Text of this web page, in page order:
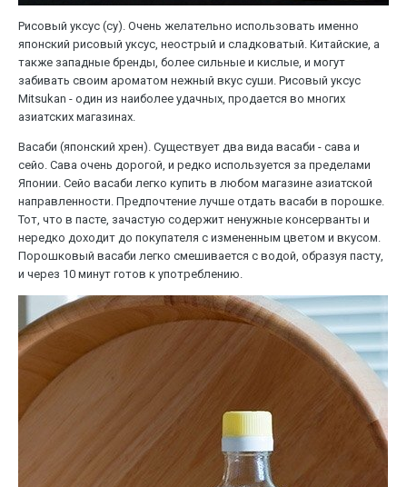
Рисовый уксус (су). Очень желательно использовать именно
японский рисовый уксус, неострый и сладковатый. Китайские, а
также западные бренды, более сильные и кислые, и могут
забивать своим ароматом нежный вкус суши. Рисовый уксус
Mitsukan - один из наиболее удачных, продается во многих
азиатских магазинах.
Васаби (японский хрен). Существует два вида васаби - сава и
сейо. Сава очень дорогой, и редко используется за пределами
Японии. Сейо васаби легко купить в любом магазине азиатской
направленности. Предпочтение лучше отдать васаби в порошке.
Тот, что в пасте, зачастую содержит ненужные консерванты и
нередко доходит до покупателя с измененным цветом и вкусом.
Порошковый васаби легко смешивается с водой, образуя пасту,
и через 10 минут готов к употреблению.